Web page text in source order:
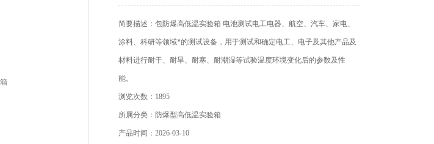
简要描述：包防爆高低温实验箱 电池测试电工电器、航空、汽车、家电、
涂料、科研等领域*的测试设备，用于测试和确定电工、电子及其他产品及
材料进行耐干、耐旱、耐寒、耐潮湿等试验温度环境变化后的参数及性
能。
浏览次数：1895
所属分类：防爆型高低温实验箱
产品时间：2026-03-10